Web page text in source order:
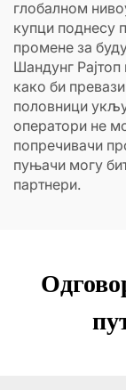
глобалном
купци поднесу
промене за
Шандунг Рајтоп
како би
половници
оператори не
попречивачи
пуњачи могу
партнери.